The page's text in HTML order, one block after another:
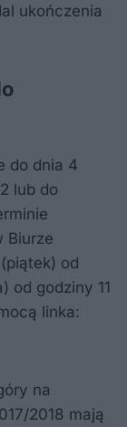
ukończenia
do dnia 4
lub do
Biurze
od
od godziny 11
linka:
na
2018 mają